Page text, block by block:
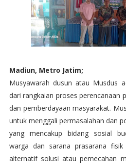
Madiun, Metro Jatim;
Musyawarah dusun atau Musdus
dari rangkaian proses perencanaan
dan pemberdayaan masyarakat.
untuk menggali permasalahan dan
yang mencakup bidang sosial
warga dan sarana prasarana
alternatif solusi atau pemecahan